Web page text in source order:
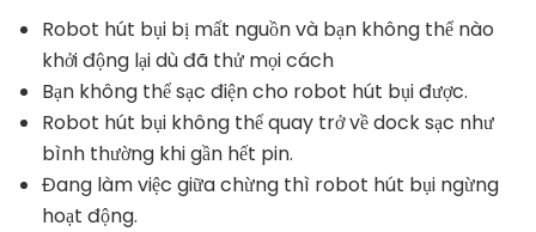
Robot hút bụi bị mất nguồn và bạn không thể nào
khởi động lại dù đã thử mọi cách
Bạn không thể sạc điện cho robot hút bụi được.
Robot hút bụi không thể quay trở về dock sạc như
bình thường khi gần hết pin.
Đang làm việc giữa chừng thì robot hút bụi ngừng
hoạt động.